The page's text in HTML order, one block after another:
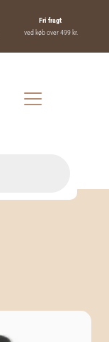
Fri fragt
ved køb over 499 kr.